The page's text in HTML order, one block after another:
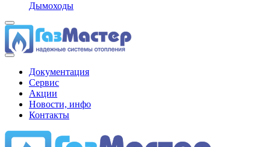
Дымоходы
Документация
Сервис
Акции
Новости, инфо
Контакты